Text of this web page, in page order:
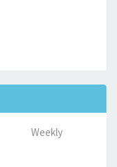
Weekly